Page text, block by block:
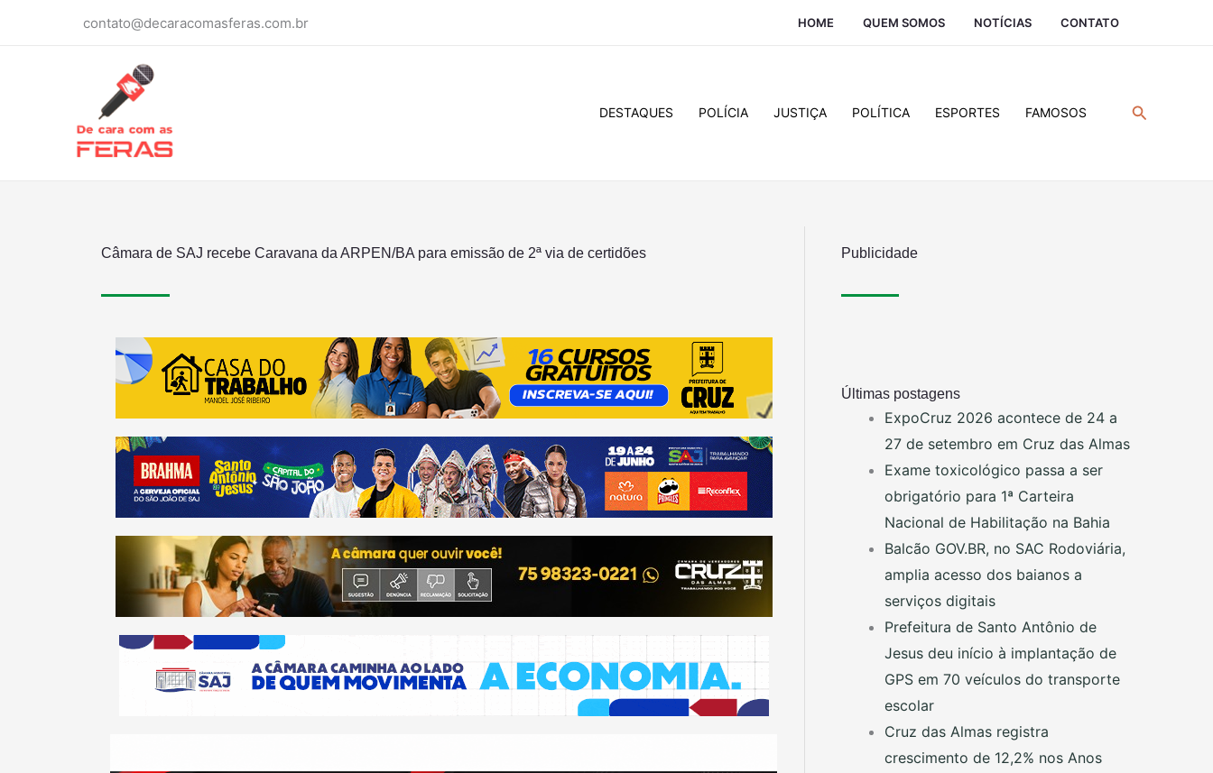
contato@decaracomasferas.com.br HOME QUEM SOMOS NOTÍCIAS CONTATO
DESTAQUES POLÍCIA JUSTIÇA POLÍTICA ESPORTES FAMOSOS Pesquisar
Câmara de SAJ recebe Caravana da ARPEN/BA para emissão de 2ª via de certidões Publicidade
Últimas postagens
ExpoCruz 2026 acontece de 24 a
27 de setembro em Cruz das Almas
Exame toxicológico passa a ser
obrigatório para 1ª Carteira
Nacional de Habilitação na Bahia
Balcão GOV.BR, no SAC Rodoviária,
amplia acesso dos baianos a
serviços digitais
Prefeitura de Santo Antônio de
Jesus deu início à implantação de
GPS em 70 veículos do transporte
escolar
Cruz das Almas registra
crescimento de 12,2% nos Anos